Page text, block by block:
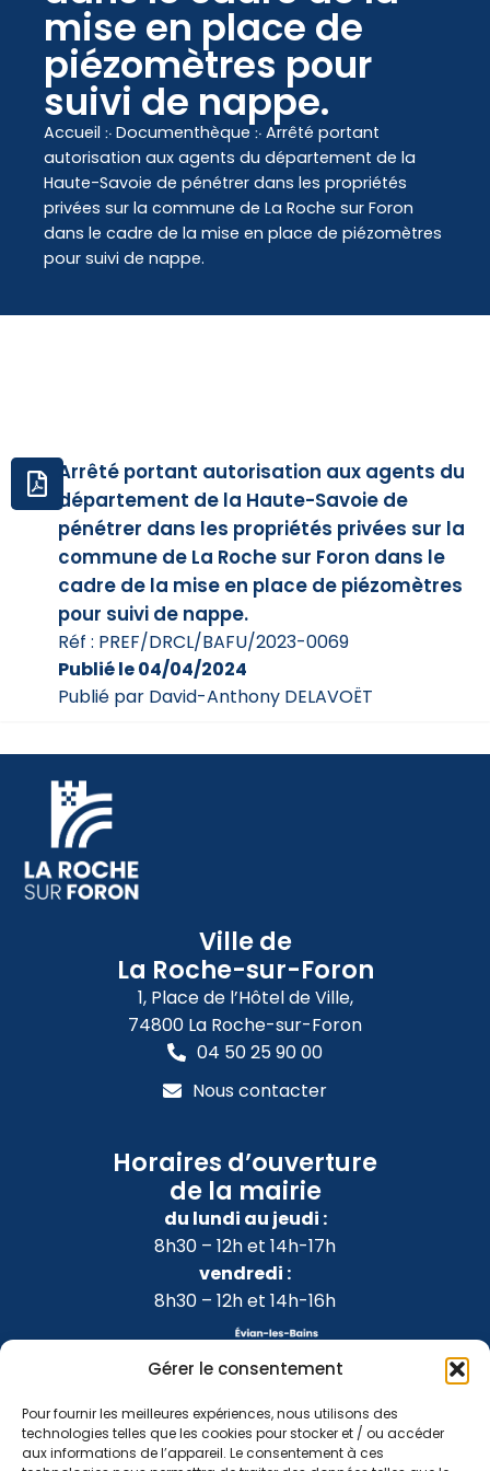
Gérer le consentement
Pour fournir les meilleures expériences, nous utilisons des
technologies telles que les cookies pour stocker et / ou accéder
aux informations de l’appareil. Le consentement à ces
principalmise en place de
piézomètres pour
suivi de nappe.
Accueil ჻ Documenthèque ჻ Arrêté portant
autorisation aux agents du département de la
Haute-Savoie de pénétrer dans les propriétés
privées sur la commune de La Roche sur Foron
dans le cadre de la mise en place de piézomètres
pour suivi de nappe.
Arrêté portant autorisation aux agents du
département de la Haute-Savoie de
pénétrer dans les propriétés privées sur la
commune de La Roche sur Foron dans le
cadre de la mise en place de piézomètres
pour suivi de nappe.
Réf : PREF/DRCL/BAFU/2023-0069
Publié le 04/04/2024
Publié par David-Anthony DELAVOËT
Ville de
La Roche-sur-Foron
1, Place de l’Hôtel de Ville,
74800 La Roche-sur-Foron
04 50 25 90 00
Nous contacter
Horaires d’ouverture
de la mairie
du lundi au jeudi :
8h30 – 12h et 14h-17h
vendredi :
8h30 – 12h et 14h-16h